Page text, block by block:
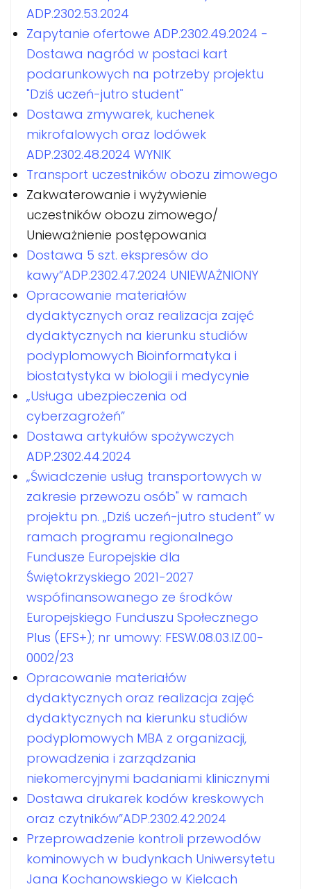
ADP.2302.53.2024
Zapytanie ofertowe ADP.2302.49.2024 -
Dostawa nagród w postaci kart
podarunkowych na potrzeby projektu
"Dziś uczeń-jutro student"
Dostawa zmywarek, kuchenek
mikrofalowych oraz lodówek
ADP.2302.48.2024 WYNIK
Transport uczestników obozu zimowego
Zakwaterowanie i wyżywienie
uczestników obozu zimowego/
Unieważnienie postępowania
Dostawa 5 szt. ekspresów do
kawy”ADP.2302.47.2024 UNIEWAŻNIONY
Opracowanie materiałów
dydaktycznych oraz realizacja zajęć
dydaktycznych na kierunku studiów
podyplomowych Bioinformatyka i
biostatystyka w biologii i medycynie
„Usługa ubezpieczenia od
cyberzagrożeń”
Dostawa artykułów spożywczych
ADP.2302.44.2024
„Świadczenie usług transportowych w
zakresie przewozu osób" w ramach
projektu pn. „Dziś uczeń-jutro student” w
ramach programu regionalnego
Fundusze Europejskie dla
Świętokrzyskiego 2021-2027
wspófinansowanego ze środków
Europejskiego Funduszu Społecznego
Plus (EFS+); nr umowy: FESW.08.03.IZ.00-
0002/23
Opracowanie materiałów
dydaktycznych oraz realizacja zajęć
dydaktycznych na kierunku studiów
podyplomowych MBA z organizacji,
prowadzenia i zarządzania
niekomercyjnymi badaniami klinicznymi
Dostawa drukarek kodów kreskowych
oraz czytników”ADP.2302.42.2024
Przeprowadzenie kontroli przewodów
kominowych w budynkach Uniwersytetu
Jana Kochanowskiego w Kielcach